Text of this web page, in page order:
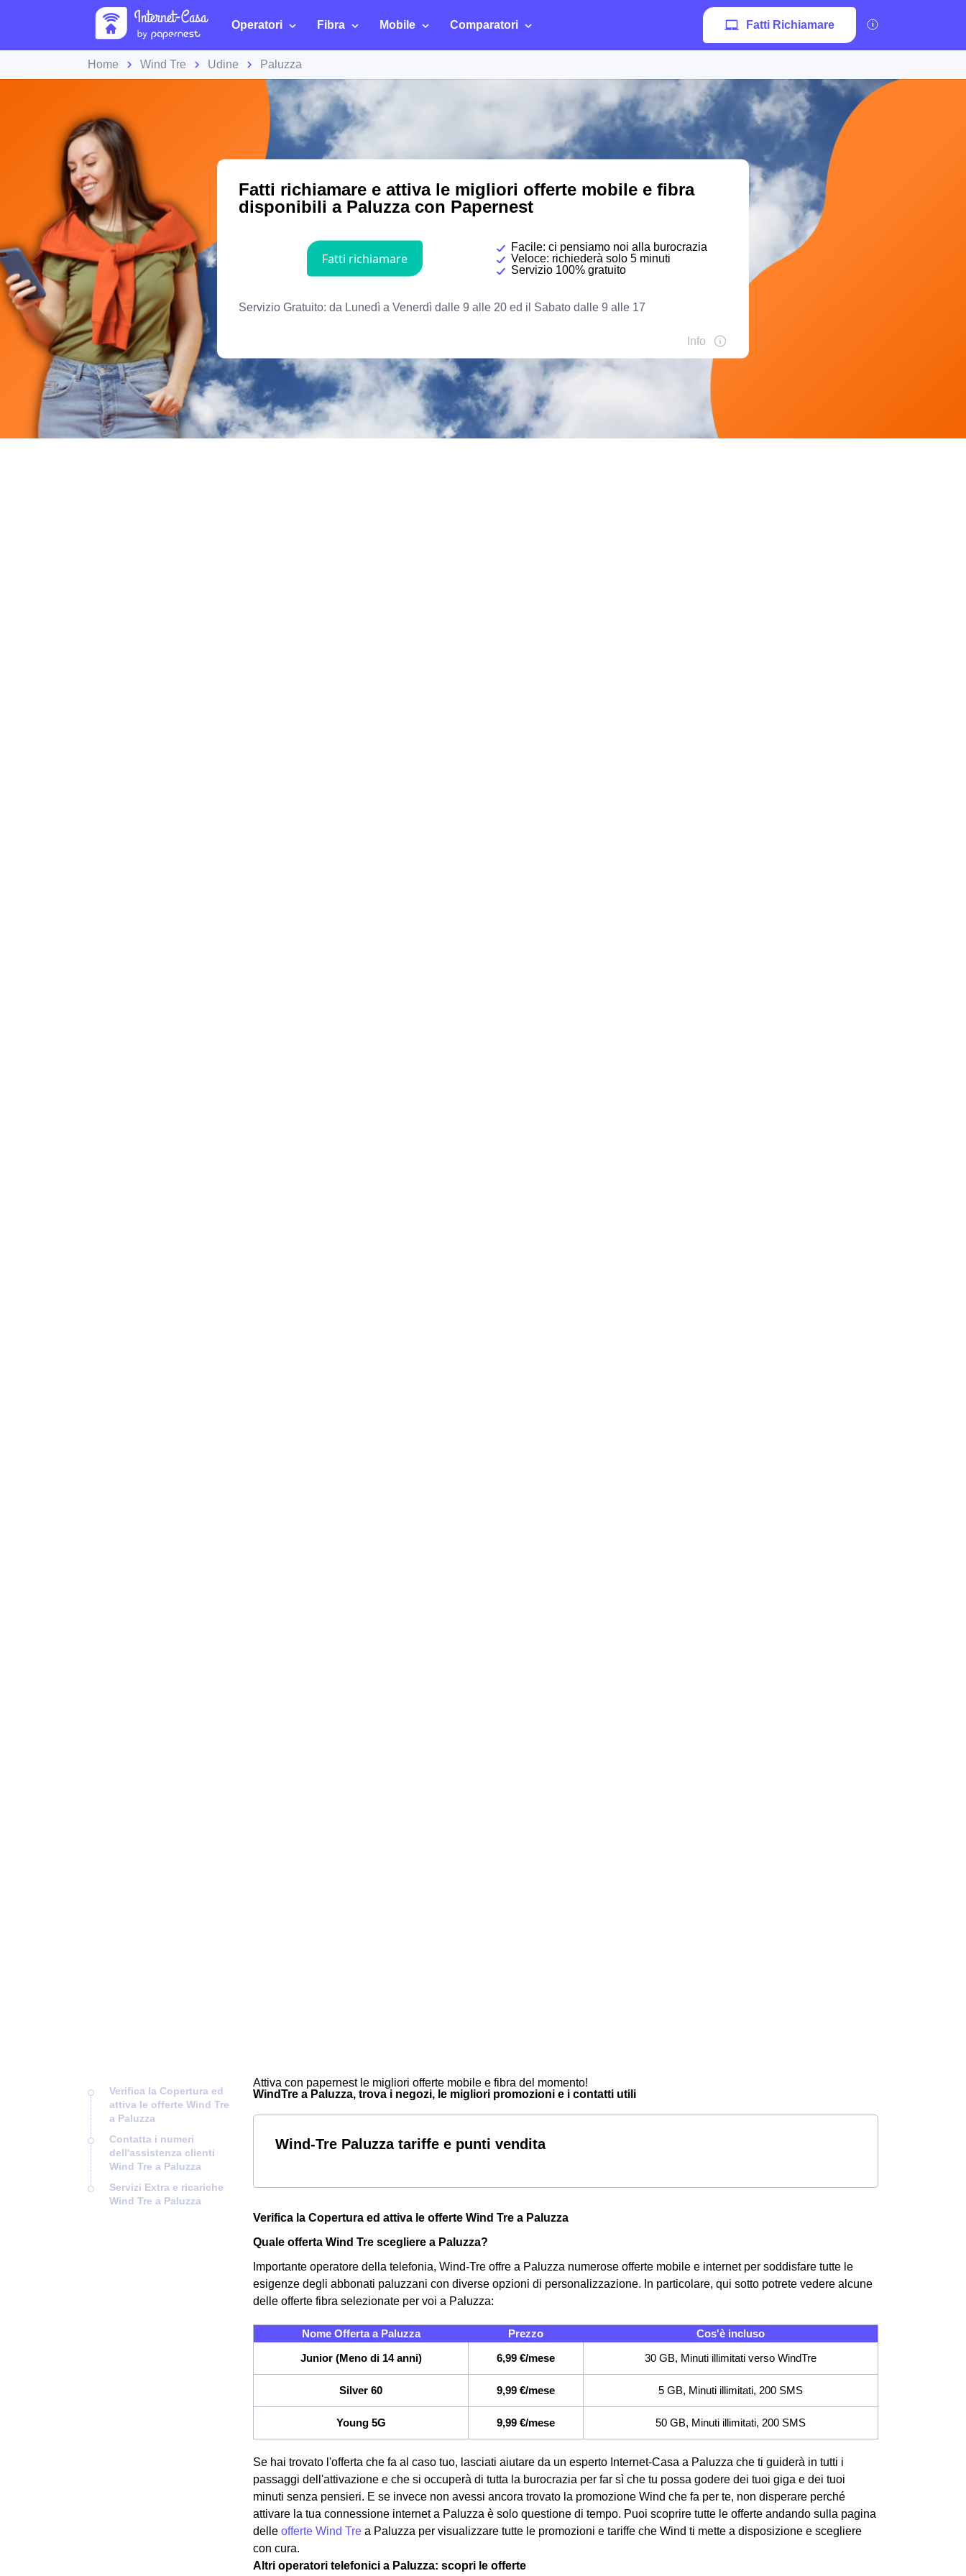
Operatori Fibra Mobile Comparatori Fatti Richiamare
Home Wind Tre Udine Paluzza
Verifica la Copertura ed
attiva le offerte Wind Tre
a Paluzza
Contatta i numeri
dell'assistenza clienti
Wind Tre a Paluzza
Servizi Extra e ricariche
Wind Tre a Paluzza
Attiva con papernest le migliori offerte mobile e fibra del momento!
WindTre a Paluzza, trova i negozi, le migliori promozioni e i contatti utili
Wind-Tre Paluzza tariffe e punti vendita
Verifica la Copertura ed attiva le offerte Wind Tre a Paluzza
Quale offerta Wind Tre scegliere a Paluzza?
Importante operatore della telefonia, Wind-Tre offre a Paluzza numerose offerte mobile e internet per soddisfare tutte le
esigenze degli abbonati paluzzani con diverse opzioni di personalizzazione. In particolare, qui sotto potrete vedere alcune
delle offerte fibra selezionate per voi a Paluzza:
Nome Offerta a Paluzza Prezzo
Cos'è incluso
Junior (Meno di 14 anni)
6,99 €/mese 30 GB, Minuti illimitati verso WindTre
Silver 60 9,99 €/mese 5 GB, Minuti illimitati, 200 SMS
Young 5G 9,99 €/mese 50 GB, Minuti illimitati, 200 SMS
Se hai trovato l'offerta che fa al caso tuo, lasciati aiutare da un esperto Internet-Casa a Paluzza che ti guiderà in tutti i
passaggi dell'attivazione e che si occuperà di tutta la burocrazia per far sì che tu possa godere dei tuoi giga e dei tuoi
minuti senza pensieri. E se invece non avessi ancora trovato la promozione Wind che fa per te, non disperare perché
attivare la tua connessione internet a Paluzza è solo questione di tempo. Puoi scoprire tutte le offerte andando sulla pagina
delle offerte Wind Tre a Paluzza per visualizzare tutte le promozioni e tariffe che Wind ti mette a disposizione e scegliere
con cura.
Altri operatori telefonici a Paluzza: scopri le offerte